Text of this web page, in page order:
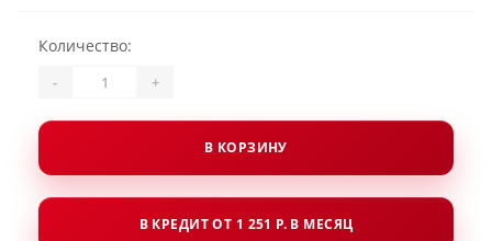
Количество:
- +
В КОРЗИНУ
В КРЕДИТ ОТ 1 251 Р. В МЕСЯЦ